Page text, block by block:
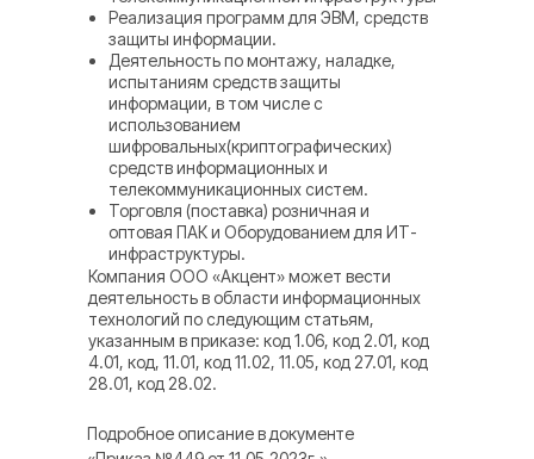
Подробное описание в документе
Компания ООО «Акцент» может вести
деятельность в области информационных
технологий по следующим статьям,
указанным в приказе: код 1.06, код 2.01, код
4.01, код, 11.01, код 11.02, 11.05, код 27.01, код
28.01, код 28.02.
Реализация программ для ЭВМ, средств
защиты информации.
Деятельность по монтажу, наладке,
испытаниям средств защиты
информации, в том числе с
использованием
шифровальных(криптографических)
средств информационных и
телекоммуникационных систем.
Торговля (поставка) розничная и
оптовая ПАК и Оборудованием для ИТ-
инфраструктуры.